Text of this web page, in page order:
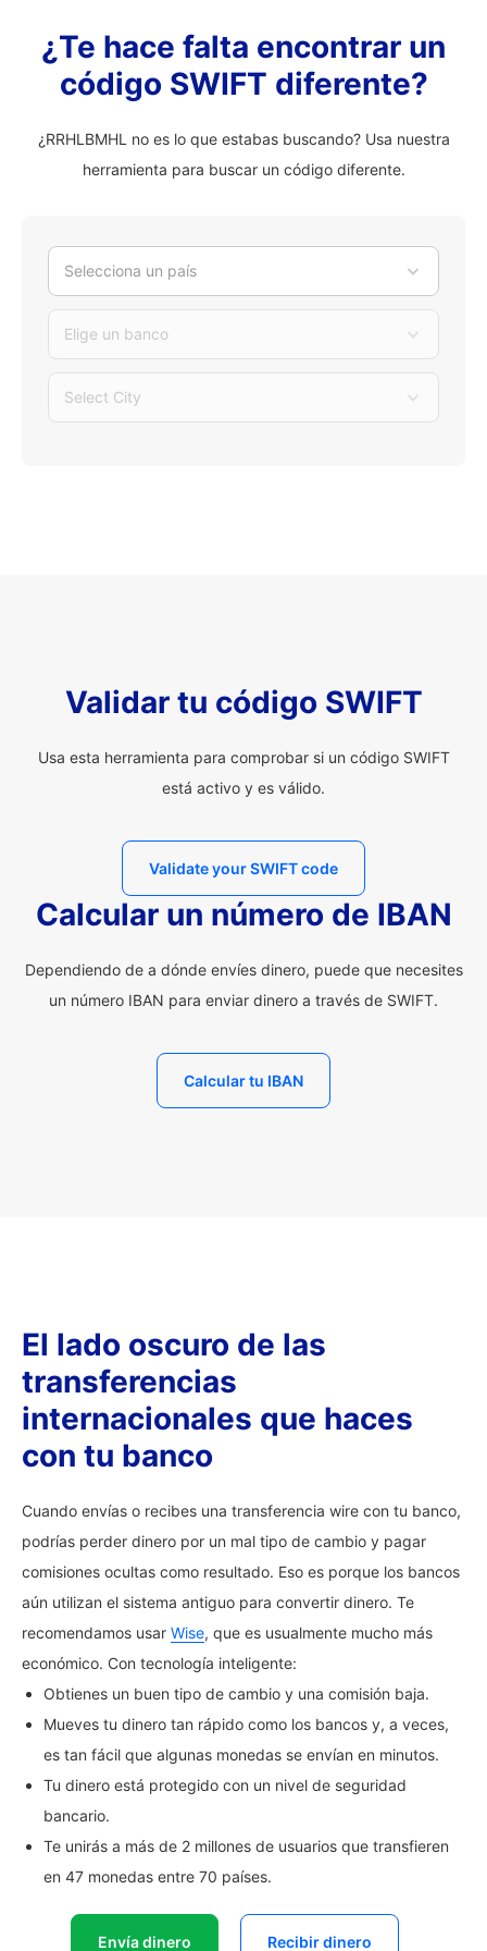
¿Te hace falta encontrar un
código SWIFT diferente?
¿RRHLBMHL no es lo que estabas buscando? Usa nuestra
herramienta para buscar un código diferente.
Selecciona un país
Elige un banco
Select City
Validar tu código SWIFT
Usa esta herramienta para comprobar si un código SWIFT
está activo y es válido.
Validate your SWIFT code
Calcular un número de IBAN
Dependiendo de a dónde envíes dinero, puede que necesites
un número IBAN para enviar dinero a través de SWIFT.
Calcular tu IBAN
El lado oscuro de las
transferencias
internacionales que haces
con tu banco
Cuando envías o recibes una transferencia wire con tu banco,
podrías perder dinero por un mal tipo de cambio y pagar
comisiones ocultas como resultado. Eso es porque los bancos
aún utilizan el sistema antiguo para convertir dinero. Te
recomendamos usar Wise, que es usualmente mucho más
económico. Con tecnología inteligente:
Obtienes un buen tipo de cambio y una comisión baja.
Mueves tu dinero tan rápido como los bancos y, a veces,
es tan fácil que algunas monedas se envían en minutos.
Tu dinero está protegido con un nivel de seguridad
bancario.
Te unirás a más de 2 millones de usuarios que transfieren
en 47 monedas entre 70 países.
Envía dinero Recibir dinero